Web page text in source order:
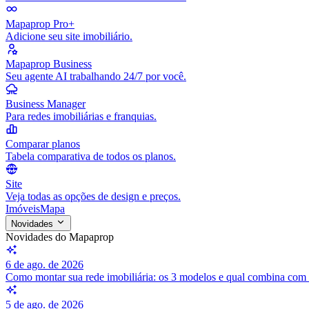
Mapaprop Pro+
Adicione seu site imobiliário.
Mapaprop Business
Seu agente AI trabalhando 24/7 por você.
Business Manager
Para redes imobiliárias e franquias.
Comparar planos
Tabela comparativa de todos os planos.
Site
Veja todas as opções de design e preços.
ImóveisMapa
Novidades
Novidades do Mapaprop
6 de ago. de 2026
Como montar sua rede imobiliária: os 3 modelos e qual combina com
5 de ago. de 2026